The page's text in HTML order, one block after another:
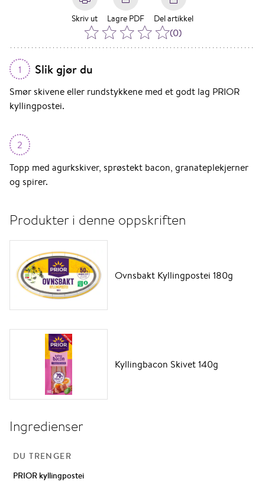
Skriv ut Lagre PDF Del artikkel
(0)
1 Slik gjør du
Smør skivene eller rundstykkene med et godt lag PRIOR
kyllingpostei.
2
Topp med agurkskiver, sprøstekt bacon, granateplekjerner
og spirer.
Produkter i denne oppskriften
Ovnsbakt Kyllingpostei 180g
Kyllingbacon Skivet 140g
Ingredienser
DU TRENGER
PRIOR kyllingpostei